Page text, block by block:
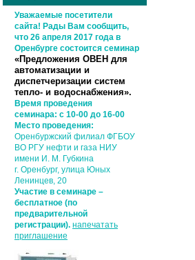
Уважаемые посетители
сайта! Рады Вам сообщить,
что 26 апреля 2017 года в
Оренбурге состоится семинар
«Предложения ОВЕН для
автоматизации и
диспетчеризации систем
тепло- и водоснабжения».
Время проведения
семинара: с 10-00 до 16-00
Место проведения:
Оренбуржский филиал ФГБОУ
ВО РГУ нефти и газа НИУ
имени И. М. Губкина
г. Оренбург, улица Юных
Ленинцев, 20
Участие в семинаре –
бесплатное (по
предварительной
регистрации). напечатать
приглашение